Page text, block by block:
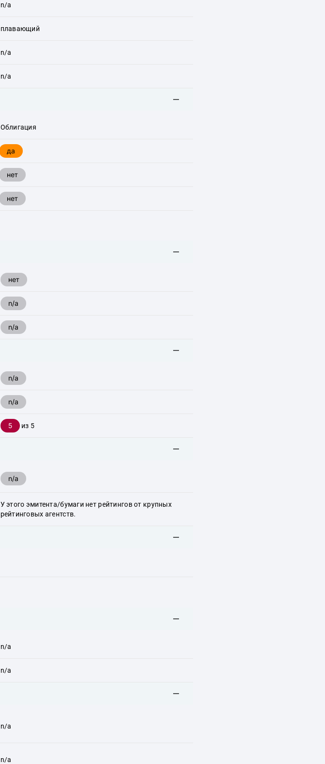
n/a
плавающий
n/a
n/a
Облигация
да
нет
нет
нет
n/a
n/a
n/a
n/a
5 из 5
n/a
У этого эмитента/бумаги нет рейтингов от крупных
рейтинговых агентств.
n/a
n/a
n/a
n/a